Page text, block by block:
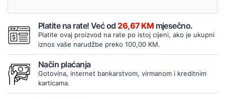
Platite na rate! Već od26,67 KM mjesečno.
Platite ovaj proizvod na rate po istoj cijeni, ako je ukupni
iznos vaše narudžbe preko 100,00 KM.
Način plaćanja
Gotovina, internet bankarstvom, virmanom i kreditnim
karticama.